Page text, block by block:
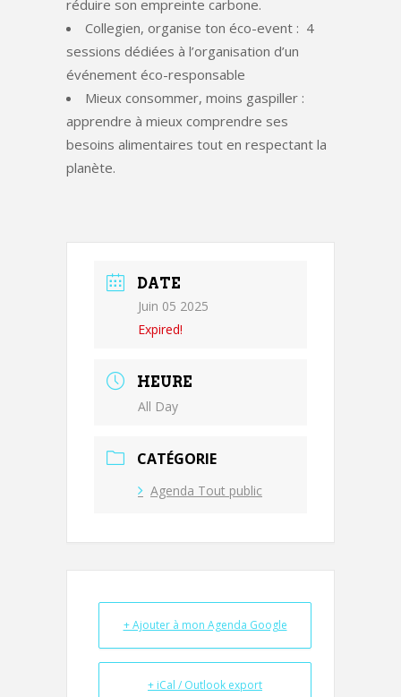
réduire son empreinte carbone.
Collegien, organise ton éco-event : 4
sessions dédiées à l’organisation d’un
événement éco-responsable
Mieux consommer, moins gaspiller :
apprendre à mieux comprendre ses
besoins alimentaires tout en respectant la
planète.
DATE
Juin 05 2025
Expired!
HEURE
All Day
CATÉGORIE
Agenda Tout public
+ Ajouter à mon Agenda Google
+ iCal / Outlook export